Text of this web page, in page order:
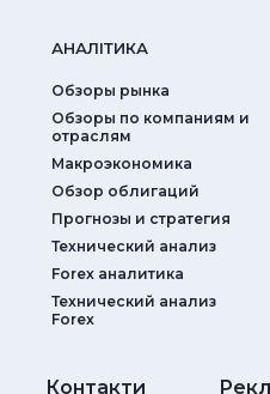
АНАЛIТИКА
Обзоры рынка
Обзоры по компаниям и
отраслям
Макроэкономика
Обзор облигаций
Прогнозы и стратегия
Технический анализ
Forex аналитика
Технический анализ
Forex
Контакти